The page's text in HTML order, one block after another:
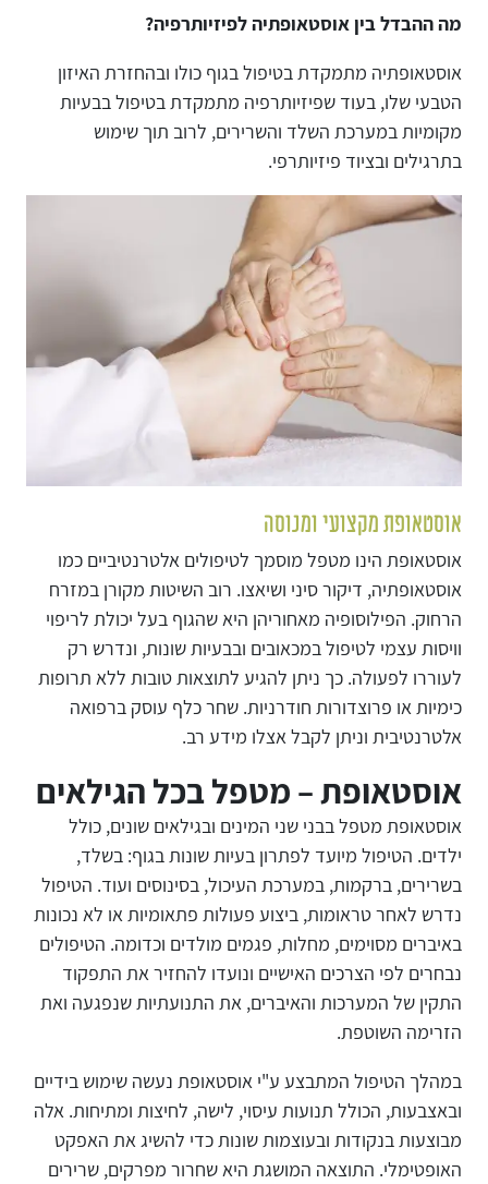
מה ההבדל בין אוסטאופתיה לפיזיותרפיה?
אוסטאופתיה מתמקדת בטיפול בגוף כולו ובהחזרת האיזון
הטבעי שלו, בעוד שפיזיותרפיה מתמקדת בטיפול בבעיות
מקומיות במערכת השלד והשרירים, לרוב תוך שימוש
בתרגילים ובציוד פיזיותרפי.
אוסטאופת מקצועי ומנוסה
אוסטאופת הינו מטפל מוסמך לטיפולים אלטרנטיביים כמו
אוסטאופתיה, דיקור סיני ושיאצו. רוב השיטות מקורן במזרח
הרחוק. הפילוסופיה מאחוריהן היא שהגוף בעל יכולת לריפוי
וויסות עצמי לטיפול במכאובים ובבעיות שונות, ונדרש רק
לעוררו לפעולה. כך ניתן להגיע לתוצאות טובות ללא תרופות
כימיות או פרוצדורות חודרניות. שחר כלף עוסק ברפואה
אלטרנטיבית וניתן לקבל אצלו מידע רב.
אוסטאופת – מטפל בכל הגילאים
אוסטאופת מטפל בבני שני המינים ובגילאים שונים, כולל
ילדים. הטיפול מיועד לפתרון בעיות שונות בגוף: בשלד,
בשרירים, ברקמות, במערכת העיכול, בסינוסים ועוד. הטיפול
נדרש לאחר טראומות, ביצוע פעולות פתאומיות או לא נכונות
באיברים מסוימים, מחלות, פגמים מולדים וכדומה. הטיפולים
נבחרים לפי הצרכים האישיים ונועדו להחזיר את התפקוד
התקין של המערכות והאיברים, את התנועתיות שנפגעה ואת
הזרימה השוטפת.
במהלך הטיפול המתבצע ע"י אוסטאופת נעשה שימוש בידיים
ובאצבעות, הכולל תנועות עיסוי, לישה, לחיצות ומתיחות. אלה
מבוצעות בנקודות ובעוצמות שונות כדי להשיג את האפקט
האופטימלי. התוצאה המושגת היא שחרור מפרקים, שרירים